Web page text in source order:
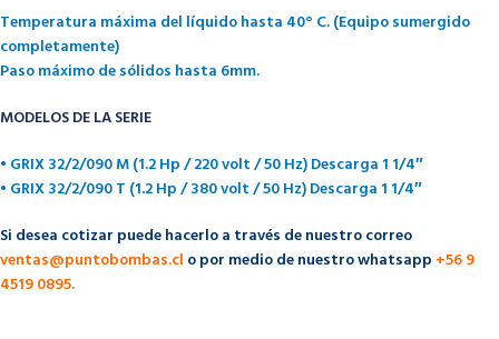
Temperatura máxima del líquido hasta 40° C. (Equipo sumergido
completamente)
Paso máximo de sólidos hasta 6mm.
MODELOS DE LA SERIE
• GRIX 32/2/090 M (1.2 Hp / 220 volt / 50 Hz) Descarga 1 1/4″
• GRIX 32/2/090 T (1.2 Hp / 380 volt / 50 Hz) Descarga 1 1/4″
Si desea cotizar puede hacerlo a través de nuestro correo
ventas@puntobombas.cl o por medio de nuestro whatsapp +56 9
4519 0895.